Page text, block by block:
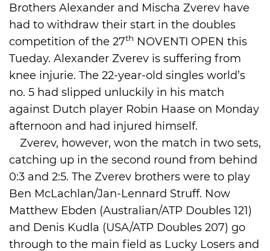
Brothers Alexander and Mischa Zverev have
had to withdraw their start in the doubles
competition of the 27th NOVENTI OPEN this
Tueday. Alexander Zverev is suffering from
knee injurie. The 22-year-old singles world’s
no. 5 had slipped unluckily in his match
against Dutch player Robin Haase on Monday
afternoon and had injured himself.
Zverev, however, won the match in two sets,
catching up in the second round from behind
0:3 and 2:5. The Zverev brothers were to play
Ben McLachlan/Jan-Lennard Struff. Now
Matthew Ebden (Australian/ATP Doubles 121)
and Denis Kudla (USA/ATP Doubles 207) go
through to the main field as Lucky Losers and